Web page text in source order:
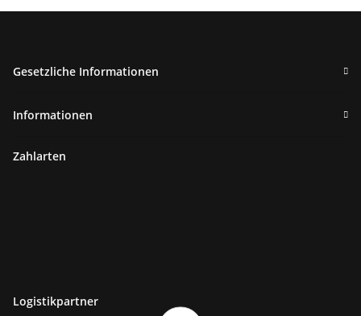
Gesetzliche Informationen
Informationen
Zahlarten
Logistikpartner